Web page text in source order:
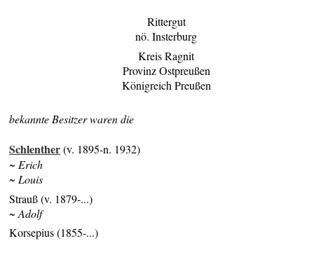
Rittergut
nö. Insterburg
Kreis Ragnit
Provinz Ostpreußen
Königreich Preußen
bekannte Besitzer waren die
Schlenther(v. 1895-n. 1932)
~ Erich
~ Louis
Strauß (v. 1879-...)
~ Adolf
Korsepius (1855-...)